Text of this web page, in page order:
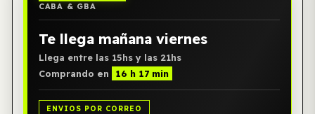
CABA & GBA
Te llega mañana viernes
Llega entre las 15hs y las 21hs
Comprando en
16 h 17 min
ENVIOS POR CORREO